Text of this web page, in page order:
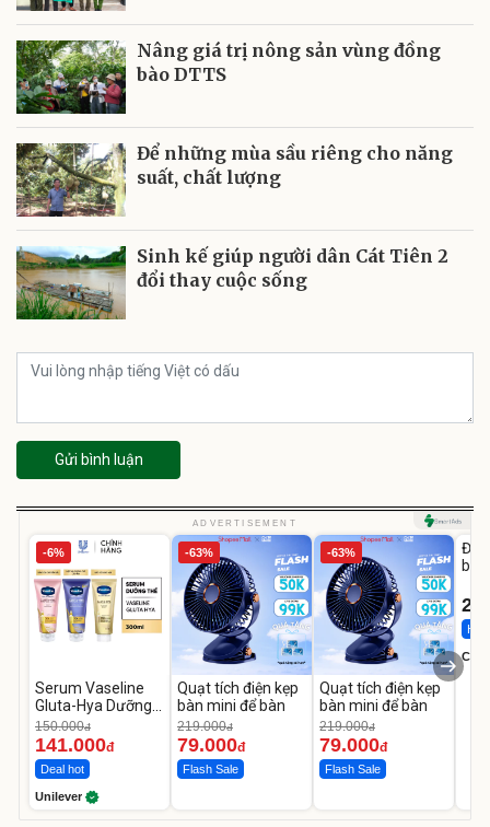
Nâng giá trị nông sản vùng đồng
bào DTTS
Để những mùa sầu riêng cho năng
suất, chất lượng
Sinh kế giúp người dân Cát Tiên 2
đổi thay cuộc sống
Gửi bình luận
ADVERTISEMENT
-6%
Serum Vaseline
Gluta-Hya Dưỡng
Da Sáng Mịn Sau 7
Ngày
150.000đ
141.000đ
Deal hot
Unilever
-63%
Quạt tích điện kẹp
bàn mini để bàn
219.000đ
79.000đ
Flash Sale
-63%
Quạt tích điện kẹp
bàn mini để bàn
219.000đ
79.000đ
Flash Sale
Đai
bé
Hot